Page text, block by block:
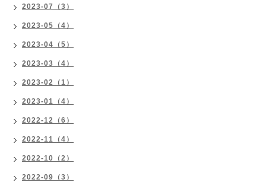
2023-07（3）
2023-05（4）
2023-04（5）
2023-03（4）
2023-02（1）
2023-01（4）
2022-12（6）
2022-11（4）
2022-10（2）
2022-09（3）